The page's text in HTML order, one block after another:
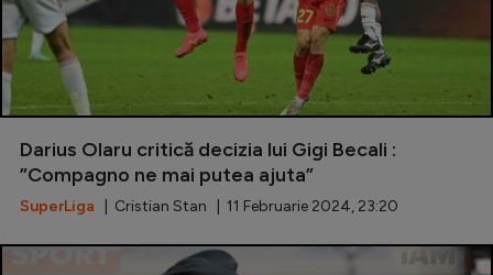
Darius Olaru critică decizia lui Gigi Becali :
”Compagno ne mai putea ajuta”
SuperLiga | Cristian Stan | 11 Februarie 2024, 23:20